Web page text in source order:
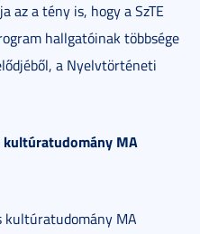
az a tény is, hogy a SzTE
hallgatóinak többsége
a Nyelvtörténeti
MA
kultúratudomány MA